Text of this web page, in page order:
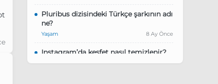
Pluribus dizisindeki Türkçe şarkının adı
ne?
Yaşam 8 Ay Önce
Instagram’da keşfet nasıl temizlenir?
Yaşam 9 Ay Önce